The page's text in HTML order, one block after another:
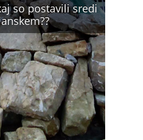
so postavili sredi